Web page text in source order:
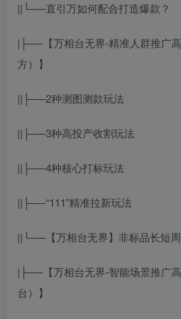
||└──直引万如何配合打造爆款？
|├──【万相台无界-精准人群推广
方）】
||├──2种测图测款玩法
||├──3种高投产收割玩法
||├──4种核心打标玩法
||├──“111”精准拉新玩法
||└──【万相台无界】非标品长短
|├──【万相台无界-智能场景推广
台）】